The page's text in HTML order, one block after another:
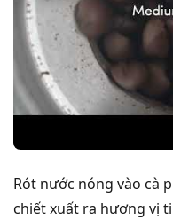
Rót nước nóng vào cà
chiết xuất ra hương vị